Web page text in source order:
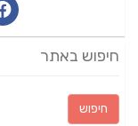
חיפוש באתר
חיפוש: